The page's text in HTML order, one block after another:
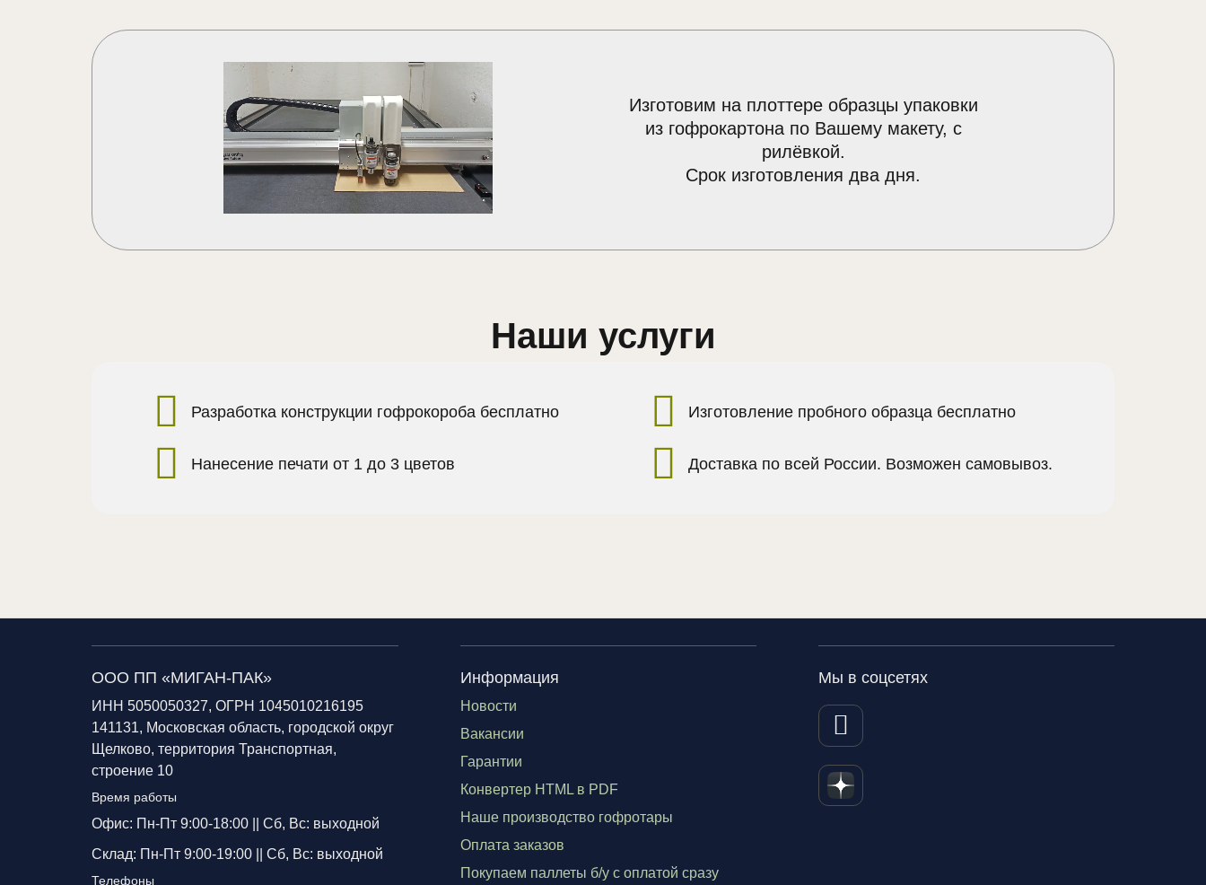
Изготовим на плоттере образцы упаковки
из гофрокартона по Вашему макету, с
рилёвкой.
Срок изготовления два дня.
Наши услуги
Разработка конструкции гофрокороба бесплатно
Нанесение печати от 1 до 3 цветов
Изготовление пробного образца бесплатно
Доставка по всей России. Возможен самовывоз.
ООО ПП «МИГАН-ПАК»
ИНН 5050050327, ОГРН 1045010216195
141131, Московская область, городской округ
Щелково, территория Транспортная,
строение 10
Время работы
Офис: Пн-Пт 9:00-18:00 || Сб, Вс: выходной
Склад: Пн-Пт 9:00-19:00 || Сб, Вс: выходной
Телефоны
Информация
Новости
Вакансии
Гарантии
Конвертер HTML в PDF
Наше производство гофротары
Оплата заказов
Покупаем паллеты б/у с оплатой сразу
Мы в соцсетях